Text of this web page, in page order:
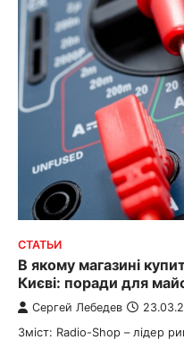
СТАТЬИ
В якому магазині
Києві: поради для
Сергей Лебедев
Зміст: Radio-Shop – лідер